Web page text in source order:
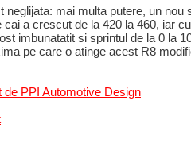
mai multa putere, un nou
a crescut de la 420 la 460, iar
imbunatatit si sprintul de la 0 la
pe care o atinge acest R8
de PPI Automotive Design